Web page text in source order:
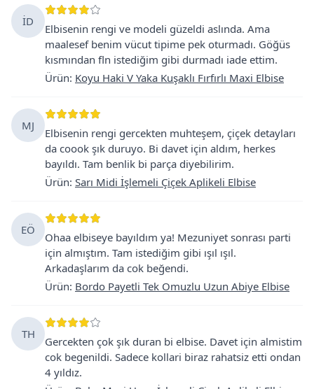
İD
Elbisenin rengi ve modeli güzeldi aslında. Ama
maalesef benim vücut tipime pek oturmadı. Göğüs
kısmından fln istediğim gibi durmadı iade ettim.
Ürün: Koyu Haki V Yaka Kuşaklı Fırfırlı Maxi Elbise
MJ
Elbisenin rengi gercekten muhteşem, çiçek detayları
da coook şık duruyo. Bi davet için aldım, herkes
bayıldı. Tam benlik bi parça diyebilirim.
Ürün: Sarı Midi İşlemeli Çiçek Aplikeli Elbise
EÖ
Ohaa elbiseye bayıldım ya! Mezuniyet sonrası parti
için almıştım. Tam istediğim gibi ışıl ışıl.
Arkadaşlarım da cok beğendi.
Ürün: Bordo Payetli Tek Omuzlu Uzun Abiye Elbise
TH
Gercekten çok şık duran bi elbise. Davet için almistim
cok begenildi. Sadece kollari biraz rahatsiz etti ondan
4 yıldız.